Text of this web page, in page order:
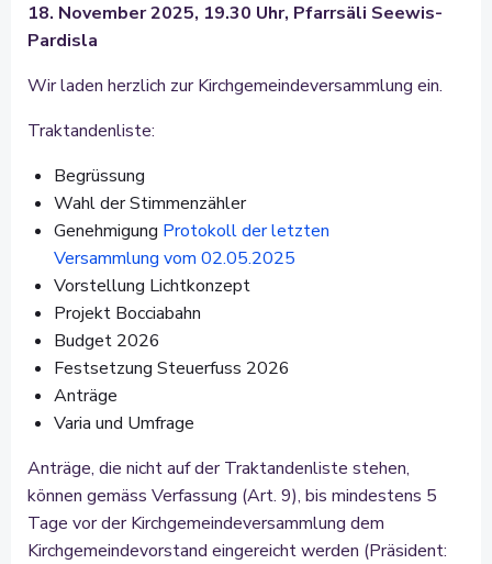
18. November 2025, 19.30 Uhr, Pfarrsäli Seewis-
Pardisla
Wir laden herzlich zur Kirchgemeindeversammlung ein.
Traktandenliste:
Begrüssung
Wahl der Stimmenzähler
Genehmigung Protokoll der letzten
Versammlung vom 02.05.2025
Vorstellung Lichtkonzept
Projekt Bocciabahn
Budget 2026
Festsetzung Steuerfuss 2026
Anträge
Varia und Umfrage
Anträge, die nicht auf der Traktandenliste stehen,
können gemäss Verfassung (Art. 9), bis mindestens 5
Tage vor der Kirchgemeindeversammlung dem
Kirchgemeindevorstand eingereicht werden (Präsident: